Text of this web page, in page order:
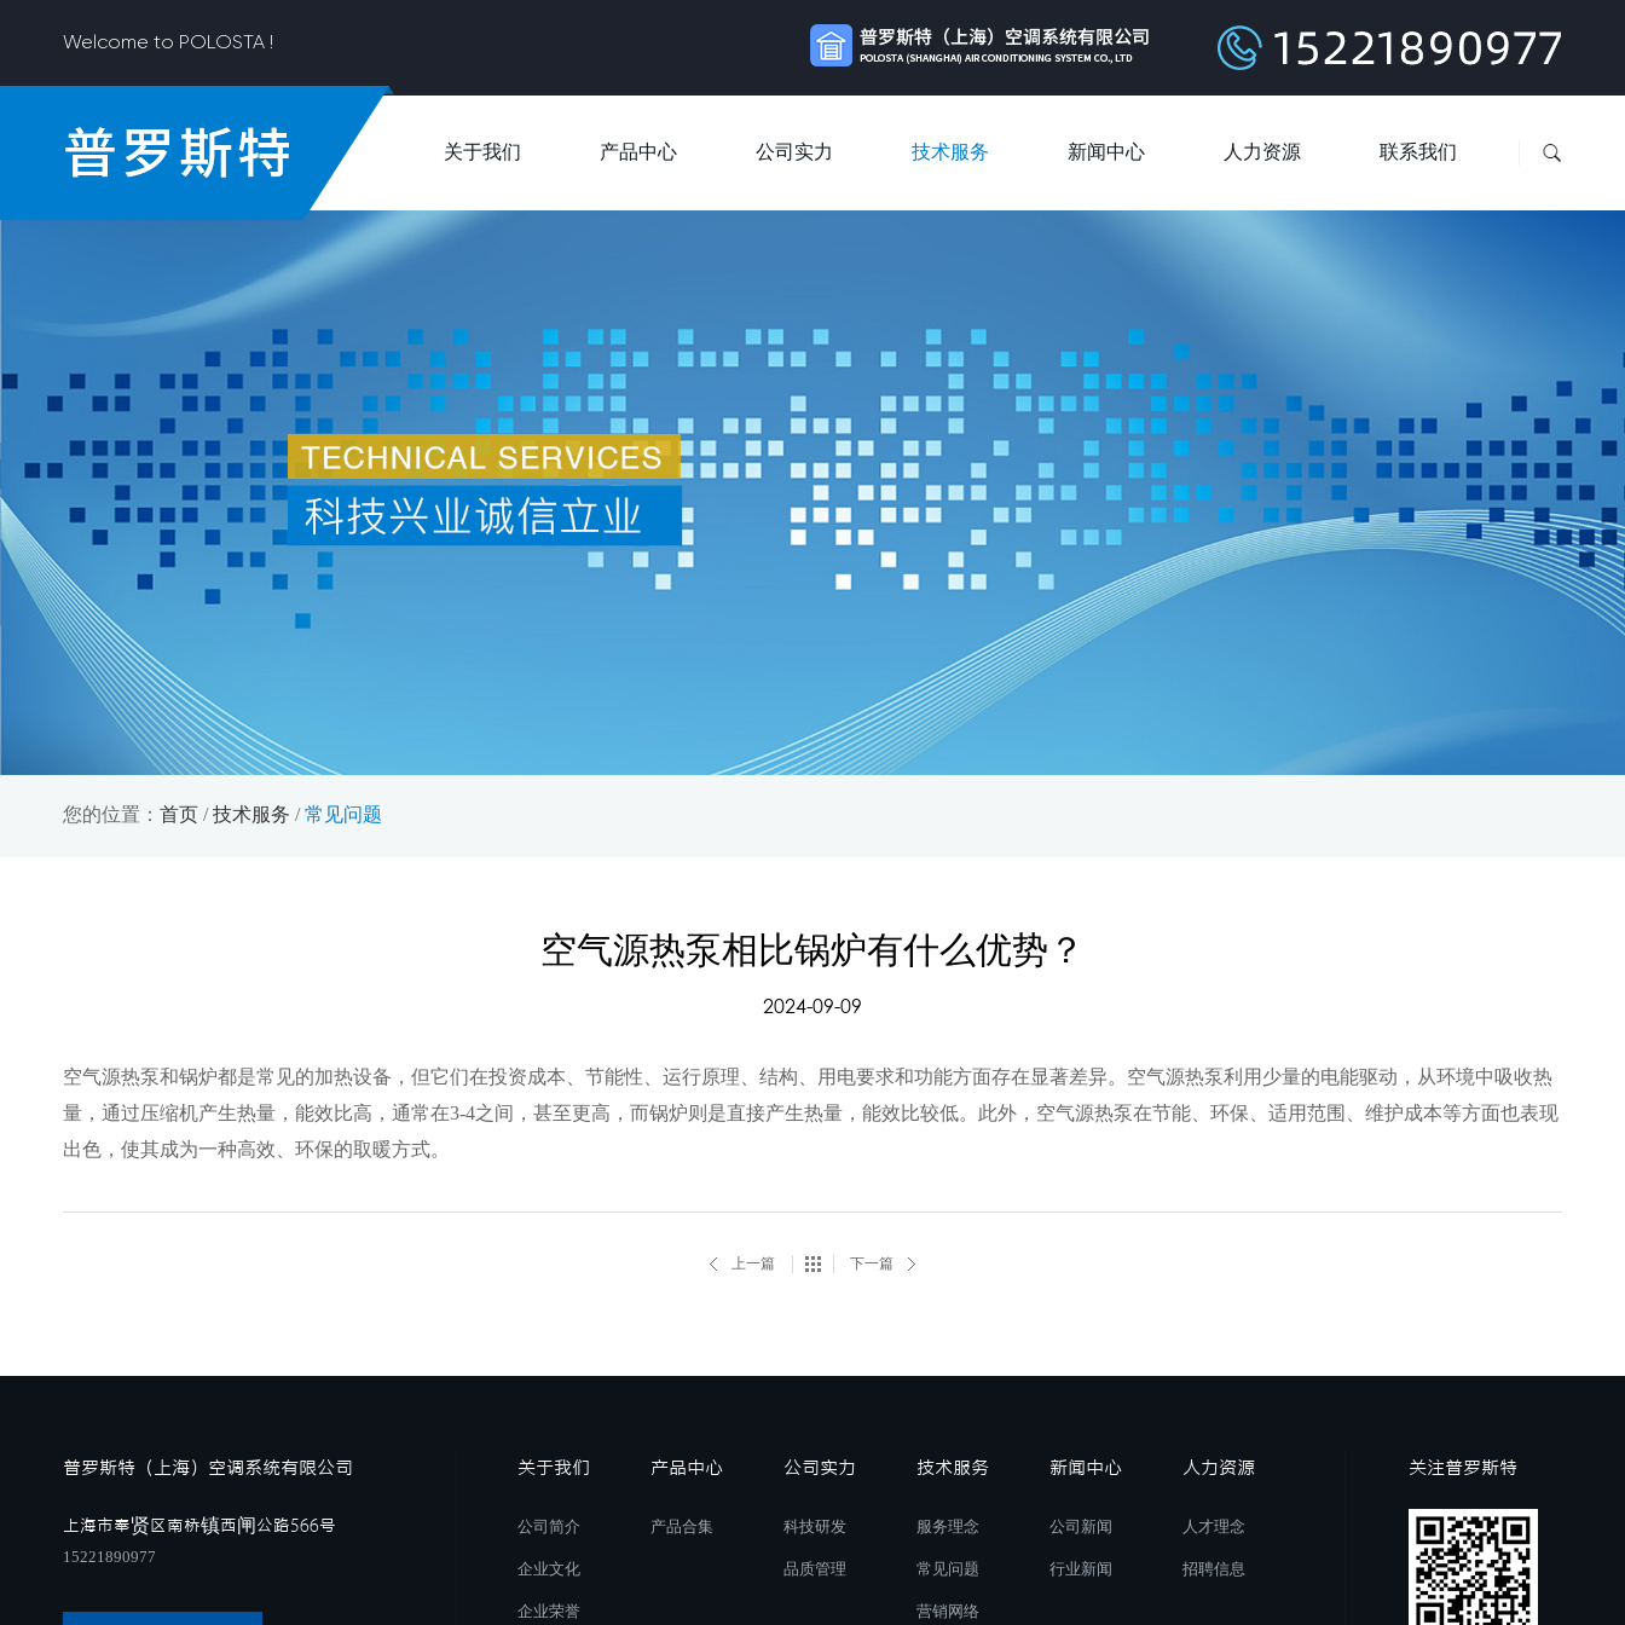
Welcome to POLOSTA !
关于我们 产品中心 公司实力 技术服务 新闻中心 人力资源 联系我们
您的位置： 首页 /技术服务 /常见问题
空气源热泵相比锅炉有什么优势？
2024-09-09
空气源热泵和锅炉都是常见的加热设备，但它们在投资成本、节能性、运行原理、结构、用电要求和功能方面存在显著差异。空气源热泵利用少量的电能驱动，从环境中吸收热
量，通过压缩机产生热量，能效比高，通常在3-4之间，甚至更高，而锅炉则是直接产生热量，能效比较低。此外，空气源热泵在节能、环保、适用范围、维护成本等方面也表现
出色，使其成为一种高效、环保的取暖方式。
上一篇 下一篇
普罗斯特（上海）空调系统有限公司
上海市奉贤区南桥镇西闸公路566号
15221890977
关于我们
公司简介
企业文化
企业荣誉
产品中心
产品合集
公司实力
科技研发
品质管理
技术服务
服务理念
常见问题
营销网络
新闻中心
公司新闻
行业新闻
人力资源
人才理念
招聘信息
关注普罗斯特